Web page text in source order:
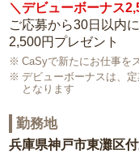
＼デビューボーナス
ご応募から30日以内
2,500円プレゼント
CaSyで新たにお仕事を
デビューボーナスは、
となります
勤務地
兵庫県神戸市東灘区